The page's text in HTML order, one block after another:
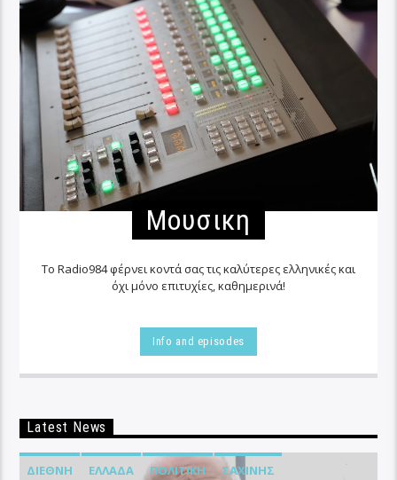
Μουσικη
Το Radio984 φέρνει κοντά σας τις καλύτερες ελληνικές και
όχι μόνο επιτυχίες, καθημερινά!
Info and episodes
Latest News
ΔΙΕΘΝΉ ΕΛΛΆΔΑ ΠΟΛΙΤΙΚΉ ΣΑΧΊΝΗΣ